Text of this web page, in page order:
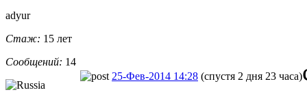
adyur
Стаж: 15 лет
Сообщений: 14
25-Фев-2014 14:28 (спустя 2 дня 23 часа)